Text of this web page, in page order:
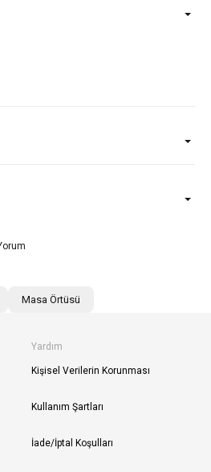
Masa Örtüsü
Yardım
Kişisel Verilerin Korunması
Kullanım Şartları
İade/İptal Koşulları